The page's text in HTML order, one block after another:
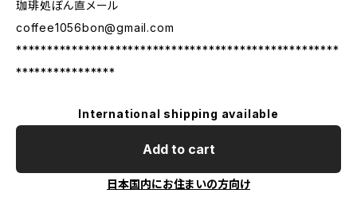
珈琲処ぼん直メール
coffee1056bon@gmail.com
****************************************************
****************
International shipping available
Add to cart
日本国内にお住まいの方向け